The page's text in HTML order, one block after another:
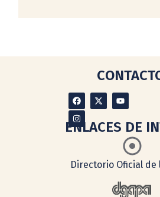
ENLACES DE
Directorio Oficial de